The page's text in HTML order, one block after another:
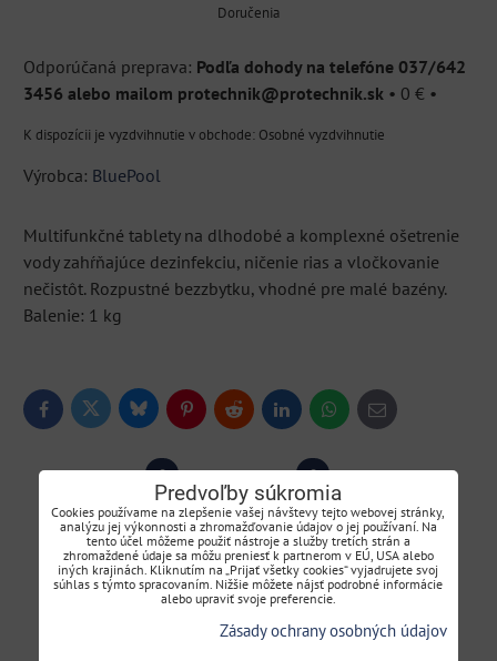
Doručenia
Podľa dohody na telefóne 037/642
3456 alebo mailom protechnik@protechnik.sk • 0 € •
Osobné vyzdvihnutie
Výrobca: BluePool
Multifunkčné tablety na dlhodobé a komplexné ošetrenie
vody zahŕňajúce dezinfekciu, ničenie rias a vločkovanie
nečistôt. Rozpustné bezzbytku, vhodné pre malé bazény.
Balenie: 1 kg
FacebookTwitter BlueskyPinterestReddit LinkedInWhatsApp
E-
mail
0 Diskusia 0
Hodnotenie produktu
Predvoľby súkromia
Cookies používame na zlepšenie vašej návštevy tejto webovej stránky,
analýzu jej výkonnosti a zhromažďovanie údajov o jej používaní. Na
tento účel môžeme použiť nástroje a služby tretích strán a
zhromaždené údaje sa môžu preniesť k partnerom v EÚ, USA alebo
iných krajinách. Kliknutím na „Prijať všetky cookies“ vyjadrujete svoj
súhlas s týmto spracovaním. Nižšie môžete nájsť podrobné informácie
alebo upraviť svoje preferencie.
Zásady ochrany osobných údajov